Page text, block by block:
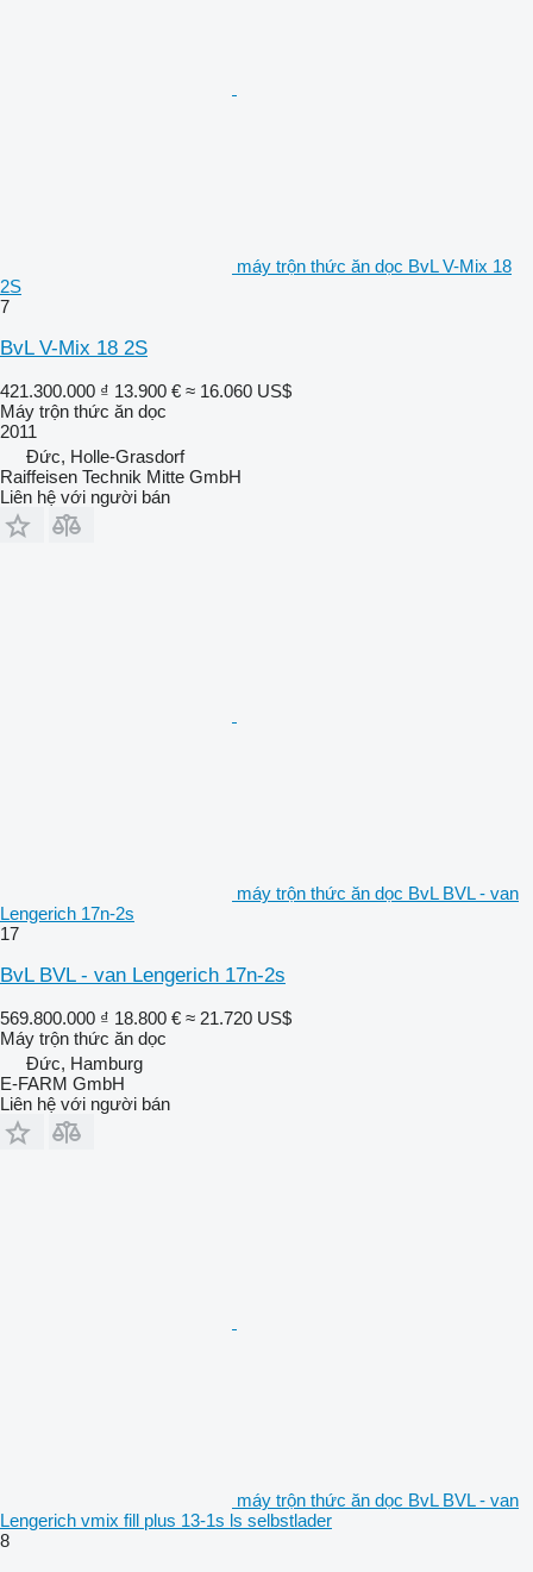
máy trộn thức ăn dọc BvL V-Mix 18
2S
7
BvL V-Mix 18 2S
421.300.000 ₫ 13.900 € ≈ 16.060 US$
Máy trộn thức ăn dọc
2011
Đức, Holle-Grasdorf
Raiffeisen Technik Mitte GmbH
Liên hệ với người bán
máy trộn thức ăn dọc BvL BVL - van
Lengerich 17n-2s
17
BvL BVL - van Lengerich 17n-2s
569.800.000 ₫ 18.800 € ≈ 21.720 US$
Máy trộn thức ăn dọc
Đức, Hamburg
E-FARM GmbH
Liên hệ với người bán
máy trộn thức ăn dọc BvL BVL - van
Lengerich vmix fill plus 13-1s ls selbstlader
8